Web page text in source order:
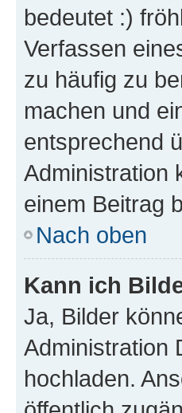
bedeutet :)
Verfassen
zu häufig zu
machen und
entsprechend
Administration
einem Beitrag
Nach oben
Kann ich
Ja, Bilder
Administration
hochladen.